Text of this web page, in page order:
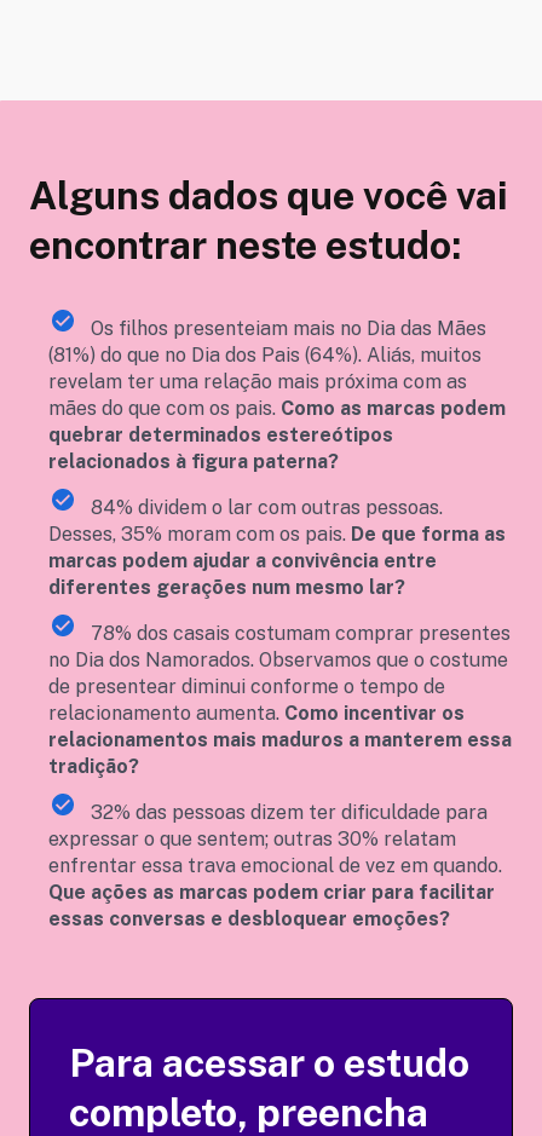
Alguns dados que você vai
encontrar neste estudo:
Os filhos presenteiam mais no Dia das Mães
(81%) do que no Dia dos Pais (64%). Aliás, muitos
revelam ter uma relação mais próxima com as
mães do que com os pais. Como as marcas podem
quebrar determinados estereótipos
relacionados à figura paterna?
84% dividem o lar com outras pessoas.
Desses, 35% moram com os pais. De que forma as
marcas podem ajudar a convivência entre
diferentes gerações num mesmo lar?
78% dos casais costumam comprar presentes
no Dia dos Namorados. Observamos que o costume
de presentear diminui conforme o tempo de
relacionamento aumenta. Como incentivar os
relacionamentos mais maduros a manterem essa
tradição?
32% das pessoas dizem ter dificuldade para
expressar o que sentem; outras 30% relatam
enfrentar essa trava emocional de vez em quando.
Que ações as marcas podem criar para facilitar
essas conversas e desbloquear emoções?
Para acessar o estudo
completo, preencha